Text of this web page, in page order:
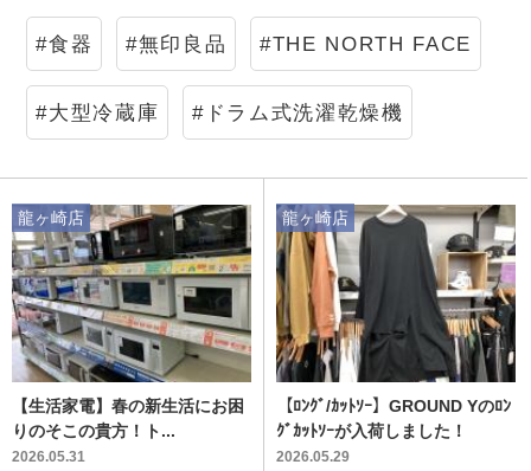
#食器 #無印良品 #THE NORTH FACE
#大型冷蔵庫 #ドラム式洗濯乾燥機
【生活家電】春の新生活にお困
りのそこの貴方！ト...
2026.05.31
龍ヶ崎店
【ﾛﾝｸﾞ/ｶｯﾄｿｰ】GROUND Yのﾛﾝ
ｸﾞｶｯﾄｿｰが入荷しました！
2026.05.29
龍ヶ崎店